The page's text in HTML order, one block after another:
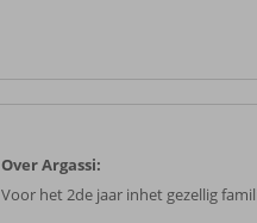
Over Argassi:
Voor het 2de jaar inhet gezellig